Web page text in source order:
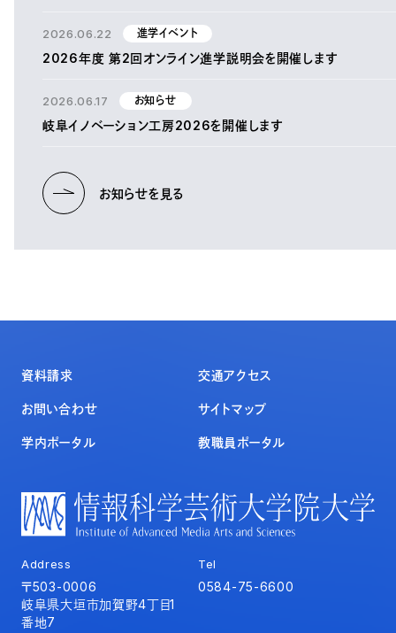
2026.06.22 進学イベント
2026年度 第2回オンライン進学説明会を開催します
2026.06.17 お知らせ
岐阜イノベーション工房2026を開催します
お知らせを見る
資料請求 交通アクセス
お問い合わせ サイトマップ
学内ポータル 教職員ポータル
Address
〒503-0006
岐阜県大垣市加賀野4丁目1
番地7
Tel
0584-75-6600